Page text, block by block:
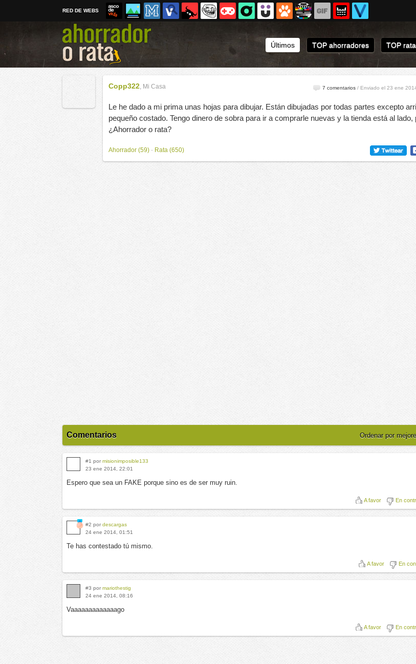
RED DE WEBS
Últimos TOP ahorradores TOP
Copp322, Mi Casa 7 comentarios / Enviado el 23 ene
Le he dado a mi prima unas hojas para dibujar. Están dibujadas por todas partes excepto
pequeño costado. Tengo dinero de sobra para ir a comprarle nuevas y la tienda está al lado,
¿Ahorrador o rata?
Ahorrador (59) - Rata (650)
Comentarios Ordenar por
#1 por misionimposible133
23 ene 2014, 22:01
Espero que sea un FAKE porque sino es de ser muy ruin.
A favor En
#2 por descargas
24 ene 2014, 01:51
Te has contestado tú mismo.
A favor En
#3 por mariothestig
24 ene 2014, 08:16
Vaaaaaaaaaaaaago
A favor En